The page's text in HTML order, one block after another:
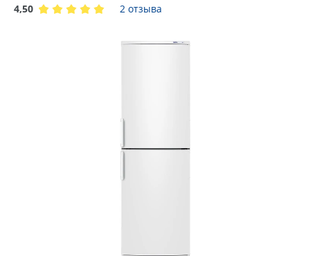
4,50 2 отзыва